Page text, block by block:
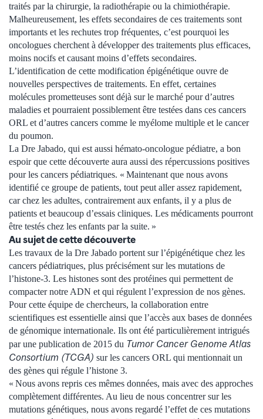
traités par la chirurgie, la radiothérapie ou la chimiothérapie.
Malheureusement, les effets secondaires de ces traitements sont
importants et les rechutes trop fréquentes, c’est pourquoi les
oncologues cherchent à développer des traitements plus efficaces,
moins nocifs et causant moins d’effets secondaires.
L’identification de cette modification épigénétique ouvre de
nouvelles perspectives de traitements. En effet, certaines
molécules prometteuses sont déjà sur le marché pour d’autres
maladies et pourraient possiblement être testées dans ces cancers
ORL et d’autres cancers comme le myélome multiple et le cancer
du poumon.
La Dre Jabado, qui est aussi hémato-oncologue pédiatre, a bon
espoir que cette découverte aura aussi des répercussions positives
pour les cancers pédiatriques. « Maintenant que nous avons
identifié ce groupe de patients, tout peut aller assez rapidement,
car chez les adultes, contrairement aux enfants, il y a plus de
patients et beaucoup d’essais cliniques. Les médicaments pourront
être testés chez les enfants par la suite. »
Au sujet de cette découverte
Les travaux de la Dre Jabado portent sur l’épigénétique chez les
cancers pédiatriques, plus précisément sur les mutations de
l’histone-3. Les histones sont des protéines qui permettent de
compacter notre ADN et qui régulent l’expression de nos gènes.
Pour cette équipe de chercheurs, la collaboration entre
scientifiques est essentielle ainsi que l’accès aux bases de données
de génomique internationale. Ils ont été particulièrement intrigués
par une publication de 2015 du Tumor Cancer Genome Atlas
Consortium (TCGA) sur les cancers ORL qui mentionnait un
des gènes qui régule l’histone 3.
« Nous avons repris ces mêmes données, mais avec des approches
complètement différentes. Au lieu de nous concentrer sur les
mutations génétiques, nous avons regardé l’effet de ces mutations